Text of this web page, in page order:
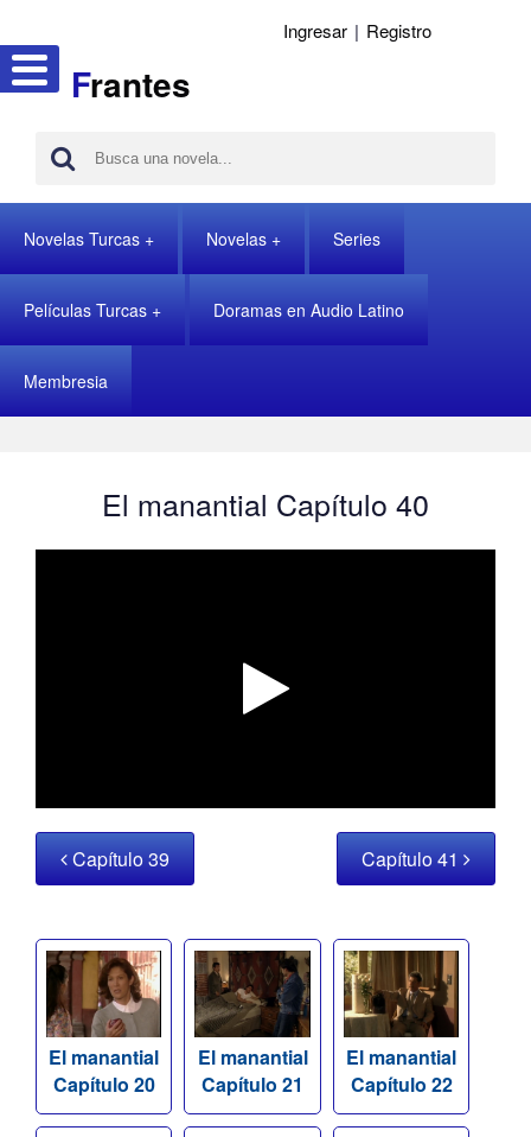
Frantes
Ingresar | Registro
Novelas Turcas Novelas Series
Películas Turcas Doramas en Audio Latino
Membresia
El manantial Capítulo 40
Capítulo 39 Capítulo 41
El manantial
Capítulo 20
El manantial
Capítulo 21
El manantial
Capítulo 22